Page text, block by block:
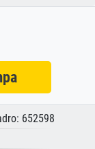
652598